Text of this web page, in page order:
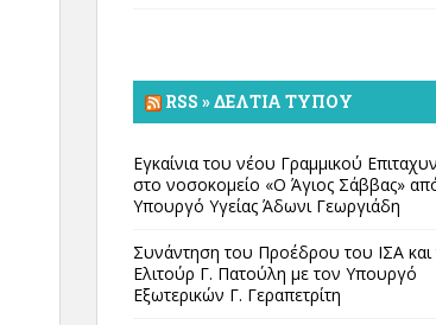
RSS » ΔΕΛΤΊΑ ΤΎΠΟΥ
Εγκαίνια του νέου Γραμμικού
στο νοσοκομείο «Ο Άγιος Σάββας»
Υπουργό Υγείας Άδωνι Γεωργιάδη
Συνάντηση του Προέδρου του ΙΣΑ και
Ελιτούρ Γ. Πατούλη με τον Υπουργό
Εξωτερικών Γ. Γεραπετρίτη